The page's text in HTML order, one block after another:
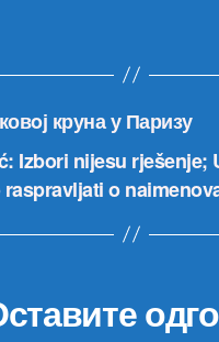
круна у Паризу
Izbori nijesu rješenje;
o